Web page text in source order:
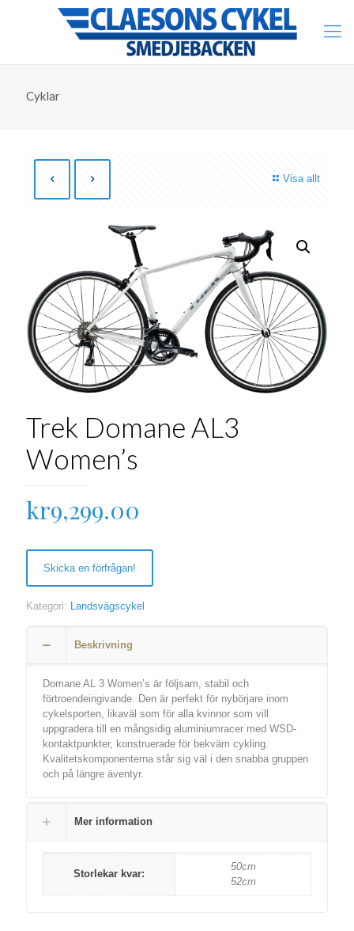
Cyklar
Visa allt
Trek Domane AL3
Women’s
kr9,299.00
Skicka en förfrågan!
Kategori: Landsvägscykel
Beskrivning
Domane AL 3 Women’s är följsam, stabil och
förtroendeingivande. Den är perfekt för nybörjare inom
cykelsporten, likaväl som för alla kvinnor som vill
uppgradera till en mångsidig aluminiumracer med WSD-
kontaktpunkter, konstruerade för bekväm cykling.
Kvalitetskomponenterna står sig väl i den snabba gruppen
och på längre äventyr.
Mer information
Storlekar kvar:
50cm
52cm